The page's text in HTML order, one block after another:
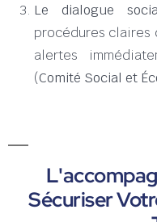
Le dialogue
procédures claires
alertes
(Comité Social et
Sécuriser